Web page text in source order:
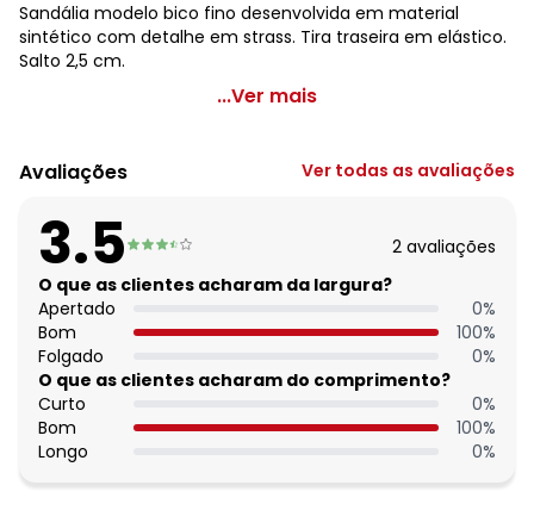
Sandália modelo bico fino desenvolvida em material
sintético com detalhe em strass. Tira traseira em elástico.
Salto 2,5 cm.
Perfecta - Sandália Modelo Bico Fino Carvalho com
Código do produto: 3776888
Observação: Elástico - Strass
Composição: Sintetico/pvc
...Ver mais
Avaliações Ver todas as avaliações
3.5 2 avaliações
O que as clientes acharam da largura?
Apertado
0%
Bom
100%
Folgado
0%
O que as clientes acharam do comprimento?
Curto
0%
Bom
100%
Longo
0%